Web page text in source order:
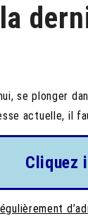
se plonger
actuelle, il
Cliquez